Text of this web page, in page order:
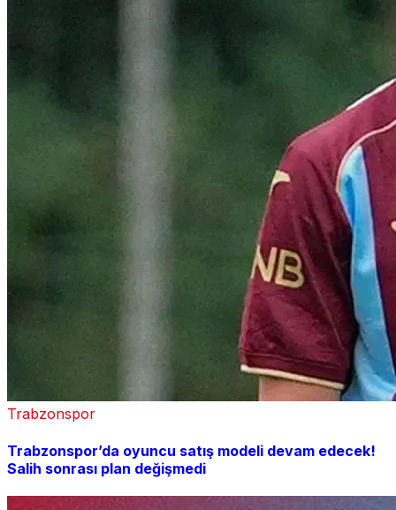
Trabzonspor
Trabzonspor’da oyuncu satış modeli devam edecek!
Salih sonrası plan değişmedi